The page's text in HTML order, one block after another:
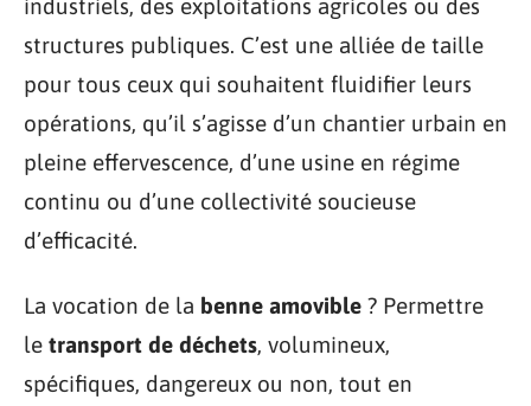
industriels, des exploitations agricoles ou des
structures publiques. C’est une alliée de taille
pour tous ceux qui souhaitent fluidifier leurs
opérations, qu’il s’agisse d’un chantier urbain en
pleine effervescence, d’une usine en régime
continu ou d’une collectivité soucieuse
d’efficacité.
La vocation de la benne amovible ? Permettre
le transport de déchets, volumineux,
spécifiques, dangereux ou non, tout en